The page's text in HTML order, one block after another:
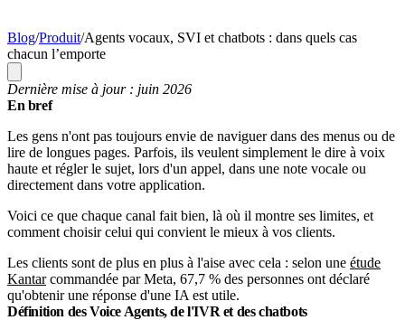
Blog/Produit/Agents vocaux, SVI et chatbots : dans quels cas
chacun l’emporte
Dernière mise à jour : juin 2026
En bref
Les gens n'ont pas toujours envie de naviguer dans des menus ou de
lire de longues pages. Parfois, ils veulent simplement le dire à voix
haute et régler le sujet, lors d'un appel, dans une note vocale ou
directement dans votre application.
Voici ce que chaque canal fait bien, là où il montre ses limites, et
comment choisir celui qui convient le mieux à vos clients.
Les clients sont de plus en plus à l'aise avec cela : selon une étude
Kantarcommandée par Meta, 67,7 % des personnes ont déclaré
qu'obtenir une réponse d'une IA est utile.
Définition des Voice Agents, de l'IVR et des chatbots